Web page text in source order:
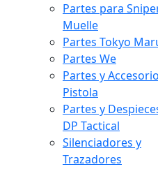
Partes para
Muelle
Partes Tokyo
Partes We
Partes y
Pistola
Partes y
DP Tactical
Silenciadores y
Trazadores